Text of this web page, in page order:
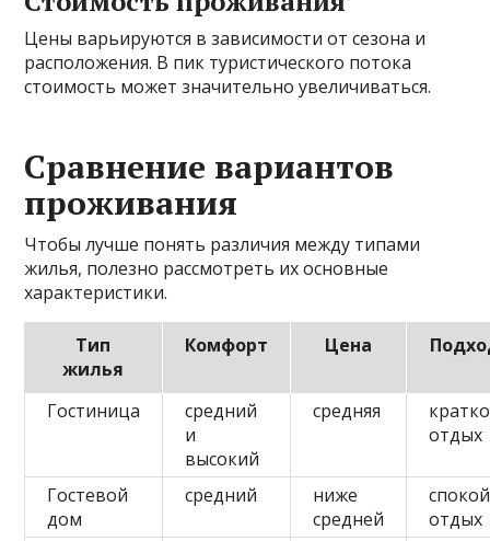
Цены варьируются в зависимости от сезона и
расположения. В пик туристического потока
стоимость может значительно увеличиваться.
Сравнение вариантов
проживания
Чтобы лучше понять различия между типами
жилья, полезно рассмотреть их основные
характеристики.
Тип
жилья
Комфорт Цена
Гостиница
средний
и
высокий
средняя
отдых
Гостевой
дом
средний
ниже
средней
отдых